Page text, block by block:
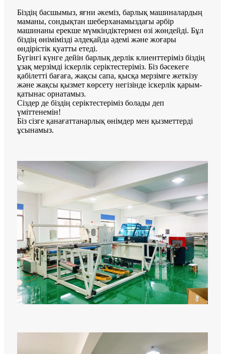
Біздің басшымыз, яғни әкеміз, барлық машиналардың
маманы, сондықтан шеберханамыздағы әрбір
машинаны ерекше мүмкіндіктермен өзі жөндейді. Бұл
біздің өнімімізді әлдеқайда әдемі және жоғары
өндірістік қуатты етеді.
Бүгінгі күнге дейін барлық дерлік клиенттеріміз біздің
ұзақ мерзімді іскерлік серіктестеріміз. Біз бәсекеге
қабілетті бағаға, жақсы сапа, қысқа мерзімге жеткізу
және жақсы қызмет көрсету негізінде іскерлік қарым-
қатынас орнатамыз.
Сіздер де біздің серіктестеріміз болады деп
үміттенемін!
Біз сізге қанағаттанарлық өнімдер мен қызметтерді
ұсынамыз.